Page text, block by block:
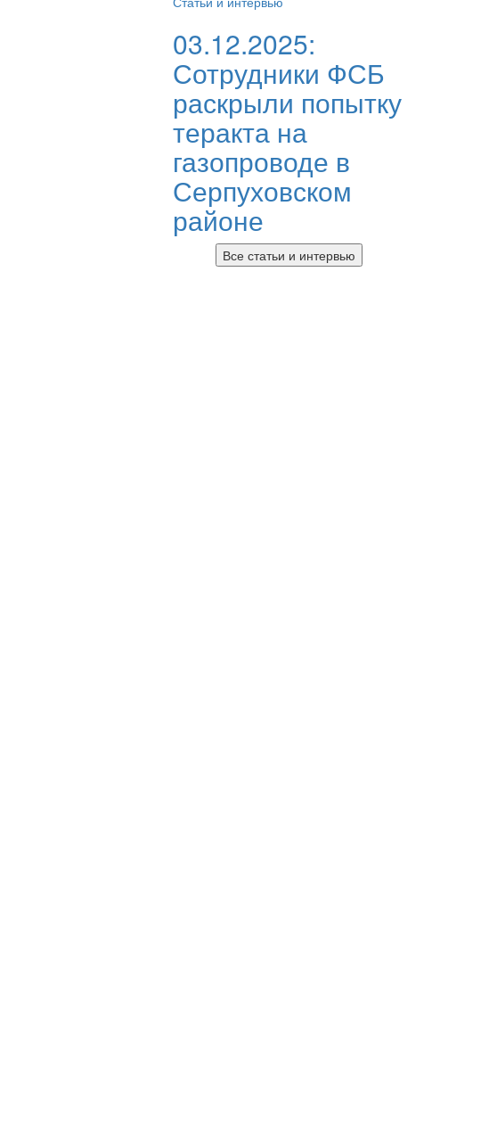
03.12.2025:
Сотрудники ФСБ
раскрыли попытку
теракта на
газопроводе в
Серпуховском
районе
Все статьи и интервью